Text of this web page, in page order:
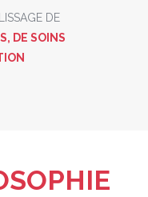
DE
DE SOINS